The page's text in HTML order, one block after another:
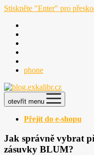
Stiskněte "Enter" pro
phone
otevřít menu
Přejít do e-shopu
Jak správně vybrat
zásuvky BLUM?